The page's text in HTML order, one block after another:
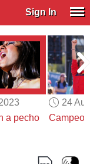
Sign In
a pecho
24